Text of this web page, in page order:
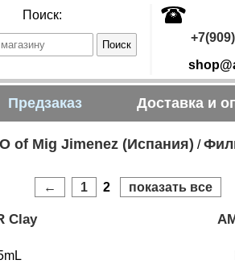
Поиск:
Предзаказ Доставка и
of Mig Jimenez (Испания) /
← 1 2 показать все
Clay